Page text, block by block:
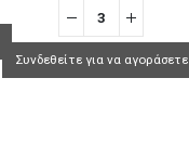
Συνδεθείτε για να αγοράσετε